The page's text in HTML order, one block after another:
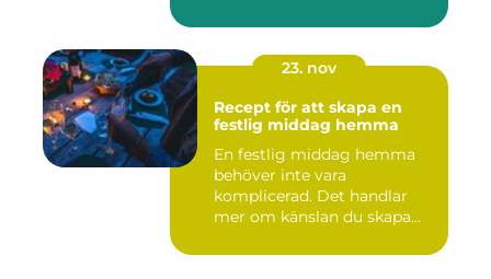
23. nov
Recept för att skapa en
festlig middag hemma
En festlig middag hemma
behöver inte vara
komplicerad. Det handlar
mer om känslan du skapa...